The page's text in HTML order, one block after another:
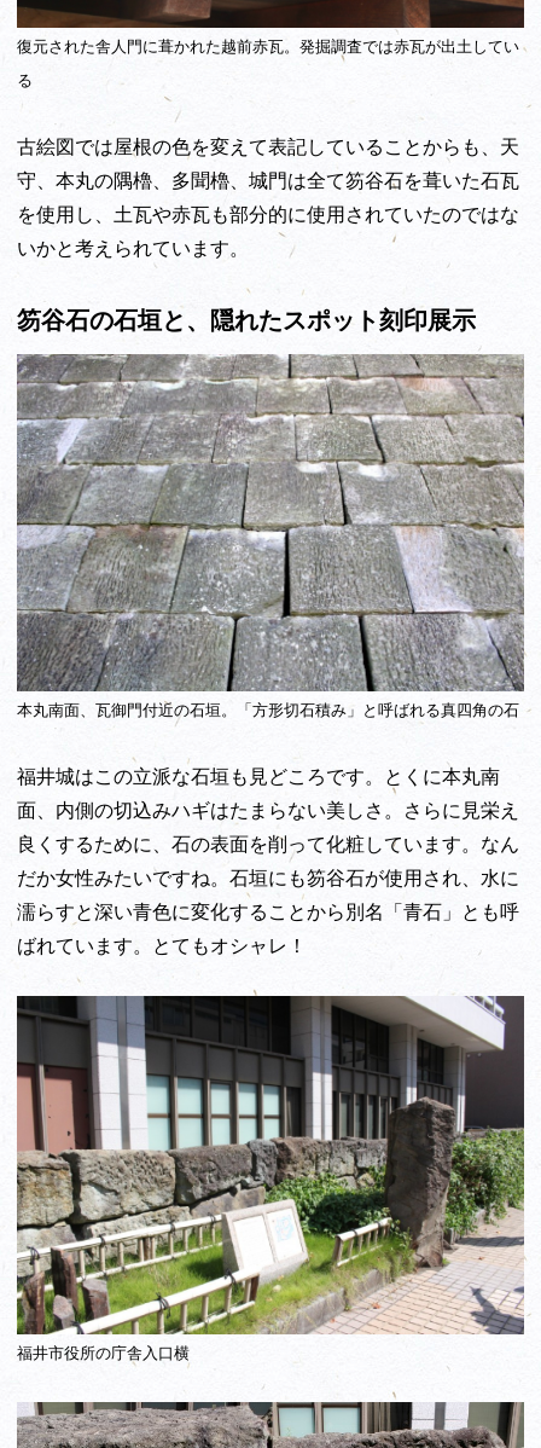
復元された舎人門に葺かれた越前赤瓦。発掘調査では赤瓦が出土してい
る
古絵図では屋根の色を変えて表記していることからも、天
守、本丸の隅櫓、多聞櫓、城門は全て笏谷石を葺いた石瓦
を使用し、土瓦や赤瓦も部分的に使用されていたのではな
いかと考えられています。
笏谷石の石垣と、隠れたスポット刻印展示
本丸南面、瓦御門付近の石垣。「方形切石積み」と呼ばれる真四角の石
福井城はこの立派な石垣も見どころです。とくに本丸南
面、内側の切込みハギはたまらない美しさ。さらに見栄え
良くするために、石の表面を削って化粧しています。なん
だか女性みたいですね。石垣にも笏谷石が使用され、水に
濡らすと深い青色に変化することから別名「青石」とも呼
ばれています。とてもオシャレ！
福井市役所の庁舎入口横